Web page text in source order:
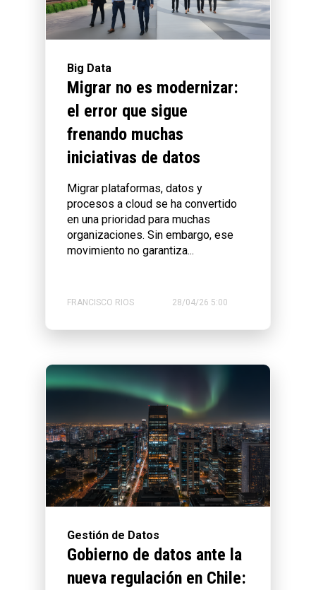
Big Data
Migrar no es modernizar:
el error que sigue
frenando muchas
iniciativas de datos
Migrar plataformas, datos y
procesos a cloud se ha convertido
en una prioridad para muchas
organizaciones. Sin embargo, ese
movimiento no garantiza...
FRANCISCO RIOS 28/04/26 5:00
Gestión de Datos
Gobierno de datos ante la
nueva regulación en Chile: